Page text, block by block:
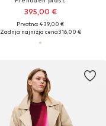
395,00 €
Prvotno: 439,00 €
Zadnja najnižja cena316,00 €